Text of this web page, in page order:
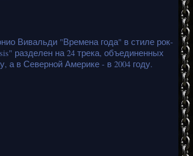
Вивальди "Времена года" в стиле рок-
разделен на 24 трека, объединенных
в Северной Америке - в 2004 году.